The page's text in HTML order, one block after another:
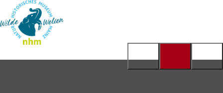
İçeriğe atla
sayfaya